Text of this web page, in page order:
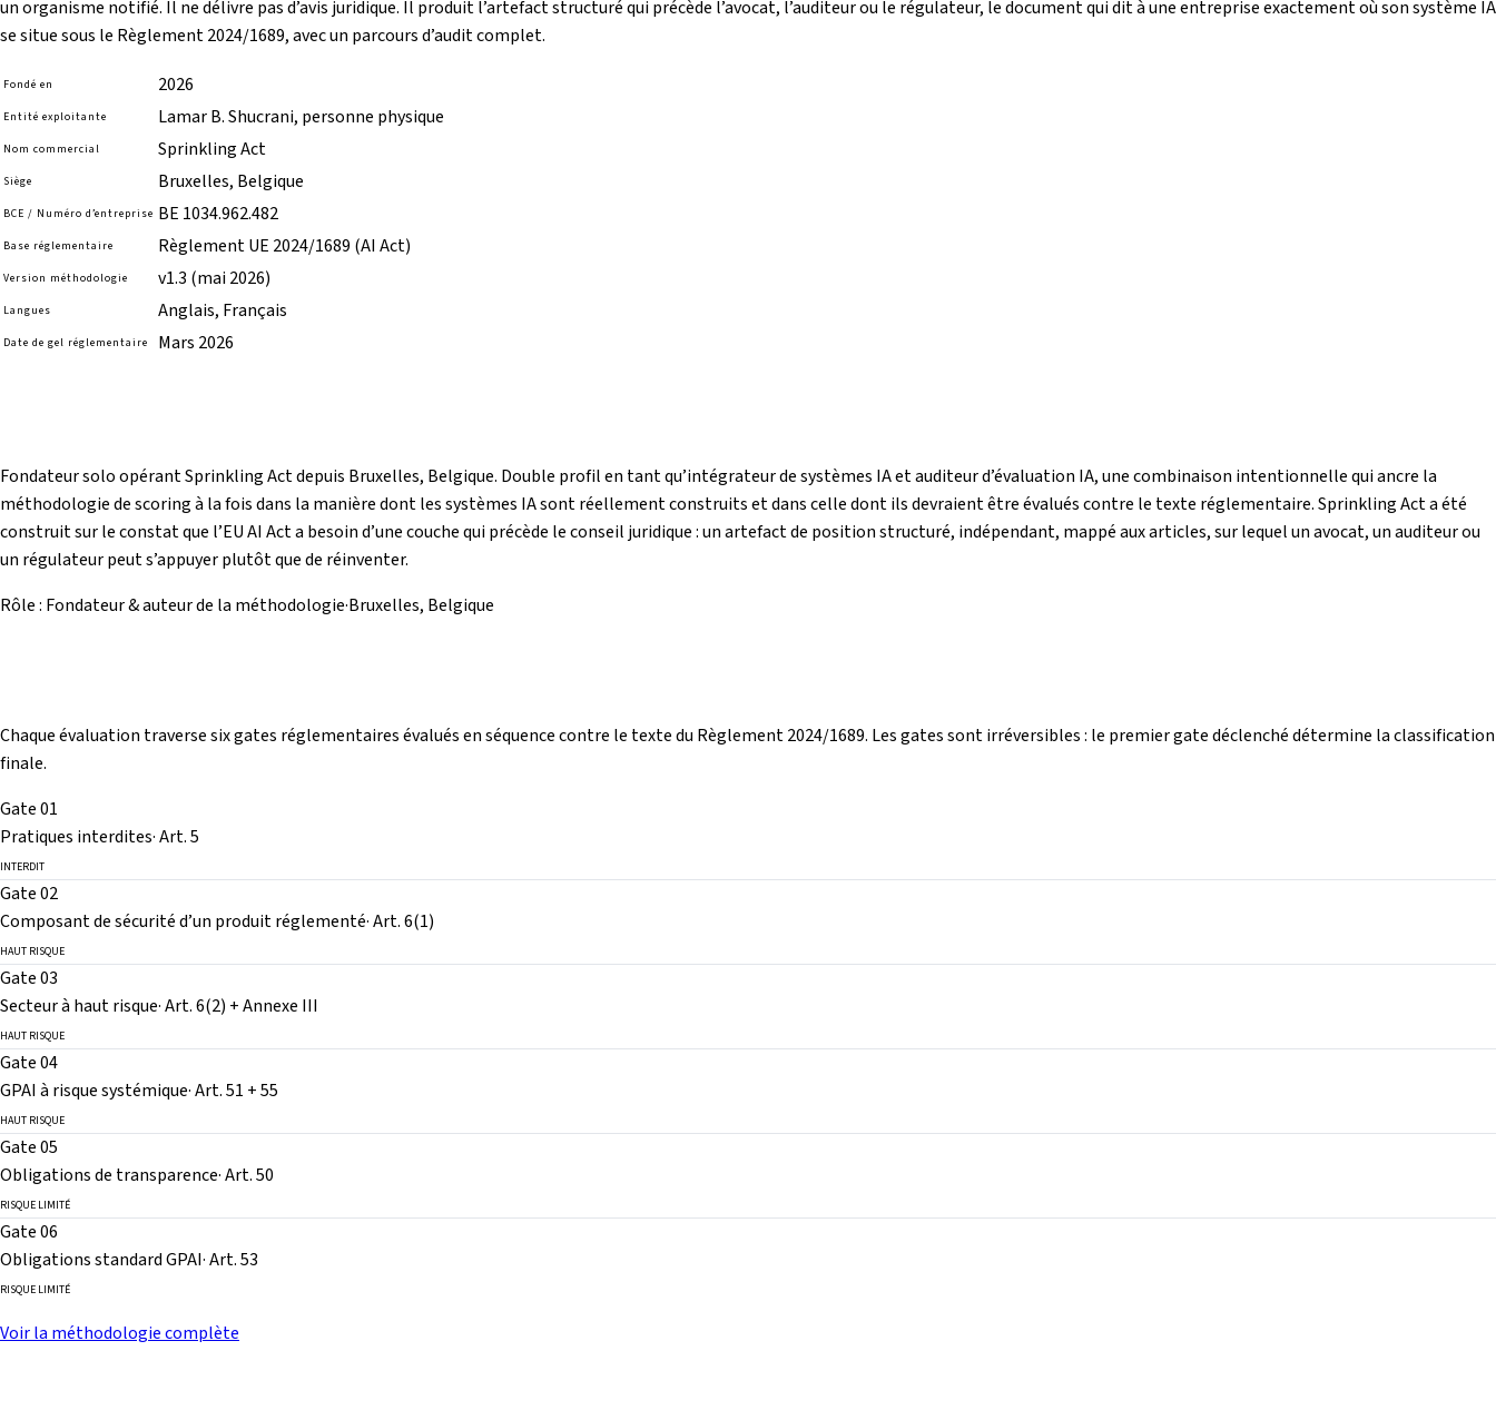
un organisme notifié. Il ne délivre pas d’avis juridique. Il produit l’artefact structuré qui précède l’avocat, l’auditeur ou le régulateur, le document qui dit à une entreprise exactement où son système IA
se situe sous le Règlement 2024/1689, avec un parcours d’audit complet.
Fondé en 2026
Entité exploitante Lamar B. Shucrani, personne physique
Nom commercial Sprinkling Act
Siège Bruxelles, Belgique
BCE / Numéro d’entreprise BE 1034.962.482
Base réglementaire Règlement UE 2024/1689 (AI Act)
Version méthodologie v1.3 (mai 2026)
Langues Anglais, Français
Date de gel réglementaire Mars 2026
Fondateur solo opérant Sprinkling Act depuis Bruxelles, Belgique. Double profil en tant qu’intégrateur de systèmes IA et auditeur d’évaluation IA, une combinaison intentionnelle qui ancre la
méthodologie de scoring à la fois dans la manière dont les systèmes IA sont réellement construits et dans celle dont ils devraient être évalués contre le texte réglementaire. Sprinkling Act a été
construit sur le constat que l’EU AI Act a besoin d’une couche qui précède le conseil juridique : un artefact de position structuré, indépendant, mappé aux articles, sur lequel un avocat, un auditeur ou
un régulateur peut s’appuyer plutôt que de réinventer.
Rôle : Fondateur & auteur de la méthodologie·Bruxelles, Belgique
Chaque évaluation traverse six gates réglementaires évalués en séquence contre le texte du Règlement 2024/1689. Les gates sont irréversibles : le premier gate déclenché détermine la classification
finale.
Gate 01
Pratiques interdites·Art. 5
INTERDIT
Gate 02
Composant de sécurité d’un produit réglementé·Art. 6(1)
HAUT RISQUE
Gate 03
Secteur à haut risque·Art. 6(2) + Annexe III
HAUT RISQUE
Gate 04
GPAI à risque systémique·Art. 51 + 55
HAUT RISQUE
Gate 05
Obligations de transparence·Art. 50
RISQUE LIMITÉ
Gate 06
Obligations standard GPAI·Art. 53
RISQUE LIMITÉ
Voir la méthodologie complète